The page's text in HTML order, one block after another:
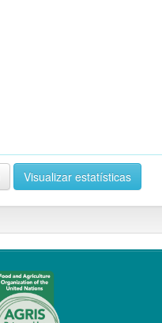
Visualizar estatísticas